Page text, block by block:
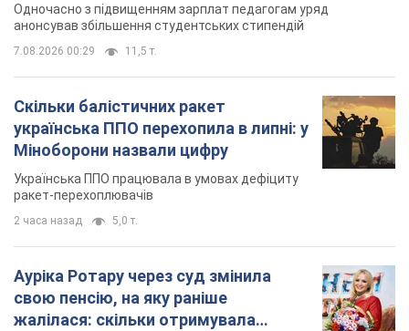
Одночасно з підвищенням зарплат педагогам уряд
анонсував збільшення студентських стипендій
7.08.2026 00:29 11,5 т.
Скільки балістичних ракет
українська ППО перехопила в липні: у
Міноборони назвали цифру
Українська ППО працювала в умовах дефіциту
ракет-перехоплювачів
2 часа назад 5,0 т.
Ауріка Ротару через суд змінила
свою пенсію, на яку раніше
жалілася: скільки отримувала